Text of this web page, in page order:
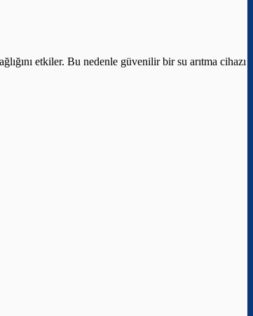
etkiler. Bu nedenle güvenilir bir su arıtma cihazı